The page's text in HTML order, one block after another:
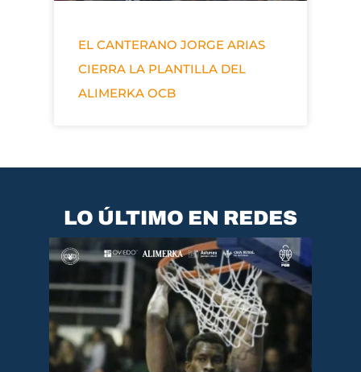
EL CANTERANO JORGE ARIAS
CIERRA LA PLANTILLA DEL
ALIMERKA OCB
LO ÚLTIMO EN REDES